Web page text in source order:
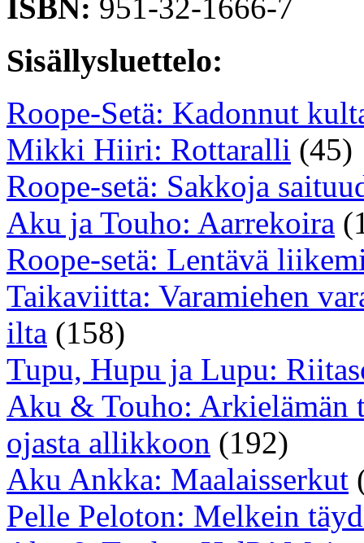
ISBN: 951-32-1666-7
Sisällysluettelo:
Roope-Setä: Kadonnut
Mikki Hiiri: Rottaralli (45)
Roope-setä: Sakkoja
Aku ja Touho: Aarrekoira
Roope-setä: Lentävä
Taikaviitta: Varamiehen
ilta (158)
Tupu, Hupu ja Lupu:
Aku & Touho: Arkielämän
ojasta allikkoon (192)
Aku Ankka: Maalaisserkut
Pelle Peloton: Melkein